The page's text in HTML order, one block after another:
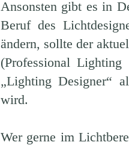
Ansonsten gibt es in
Beruf des
ändern, sollte der
(Professional
„Lighting Designer“
wird.
Wer gerne im